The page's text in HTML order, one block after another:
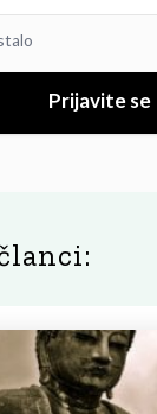
Prijavite se